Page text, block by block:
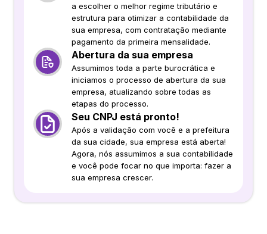
a escolher o melhor regime tributário e
estrutura para otimizar a contabilidade da
sua empresa, com contratação mediante
pagamento da primeira mensalidade.
Abertura da sua empresa
Assumimos toda a parte burocrática e
iniciamos o processo de abertura da sua
empresa, atualizando sobre todas as
etapas do processo.
Seu CNPJ está pronto!
Após a validação com você e a prefeitura
da sua cidade, sua empresa está aberta!
Agora, nós assumimos a sua contabilidade
e você pode focar no que importa: fazer a
sua empresa crescer.